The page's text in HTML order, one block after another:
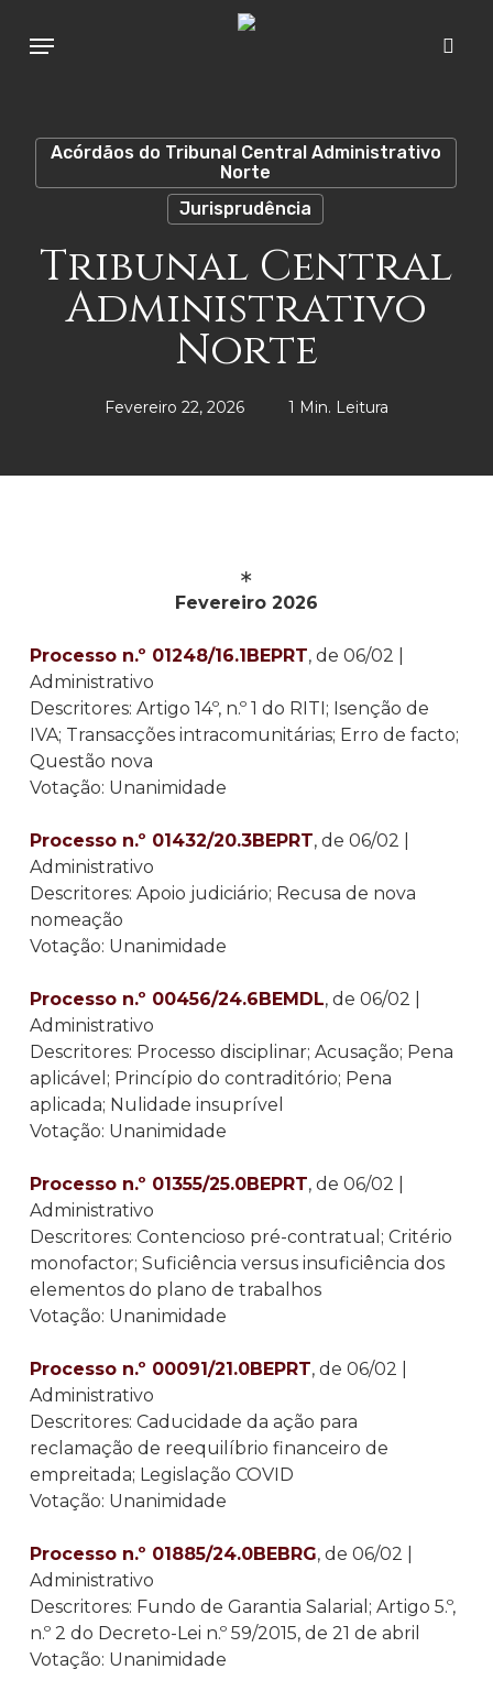
Menu
Acórdãos do Tribunal Central Administrativo
Norte
Jurisprudência
Tribunal Central
Administrativo
Norte
Fevereiro 22, 2026 1 Min. Leitura
∗
Fevereiro 2026
Processo n.º 01248/16.1BEPRT, de 06/02 |
Administrativo
Descritores: Artigo 14º, n.º 1 do RITI; Isenção de
IVA; Transacções intracomunitárias; Erro de facto;
Questão nova
Votação: Unanimidade
Processo n.º 01432/20.3BEPRT, de 06/02 |
Administrativo
Descritores: Apoio judiciário; Recusa de nova
nomeação
Votação: Unanimidade
Processo n.º 00456/24.6BEMDL, de 06/02 |
Administrativo
Descritores: Processo disciplinar; Acusação; Pena
aplicável; Princípio do contraditório; Pena
aplicada; Nulidade insuprível
Votação: Unanimidade
Processo n.º 01355/25.0BEPRT, de 06/02 |
Administrativo
Descritores: Contencioso pré-contratual; Critério
monofactor; Suficiência versus insuficiência dos
elementos do plano de trabalhos
Votação: Unanimidade
Processo n.º 00091/21.0BEPRT, de 06/02 |
Administrativo
Descritores: Caducidade da ação para
reclamação de reequilíbrio financeiro de
empreitada; Legislação COVID
Votação: Unanimidade
Processo n.º 01885/24.0BEBRG, de 06/02 |
Administrativo
Descritores: Fundo de Garantia Salarial; Artigo 5.º,
n.º 2 do Decreto-Lei n.º 59/2015, de 21 de abril
Votação: Unanimidade